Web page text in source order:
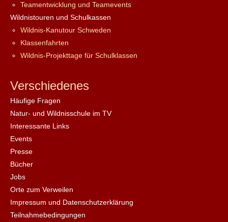
Teamentwicklung und Teamevents
Wildnistouren und Schulkassen
Wildnis-Kanutour Schweden
Klassenfahrten
Wildnis-Projekttage für Schulklassen
Verschiedenes
Häufige Fragen
Natur- und Wildnisschule im TV
Interessante Links
Events
Presse
Bücher
Jobs
Orte zum Verweilen
Impressum und Datenschutzerklärung
Teilnahmebedingungen